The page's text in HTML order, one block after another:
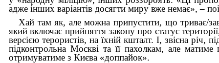
адже інших варіантів досягти миру вже немає», –
Хай там як, але можна припустити, що триває/
який включає прийняття закону про статус
версією терористів, на їхній кшталт. І, звісна
підконтрольна Москві та її пахолкам, але
отримуватиме з Києва «доппайок».